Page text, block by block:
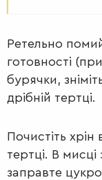
Ретельно
готовності
бурячки,
дрібній тертці.
Почистіть хрін
тертці. В мисці
заправте